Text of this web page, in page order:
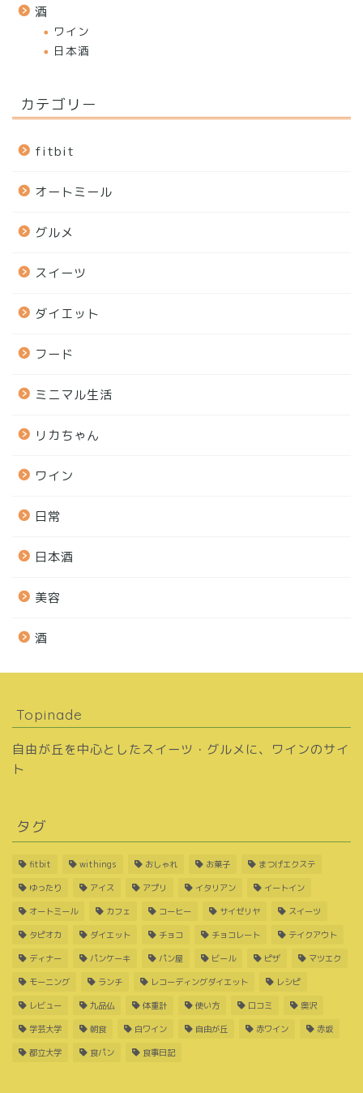
酒
ワイン
日本酒
カテゴリー
fitbit
オートミール
グルメ
スイーツ
ダイエット
フード
ミニマル生活
リカちゃん
ワイン
日常
日本酒
美容
酒
Topinade
自由が丘を中心としたスイーツ・グルメに、ワインのサイ
ト
タグ
fitbit withings おしゃれ お菓子 まつげエクステ
ゆったり アイス アプリ イタリアン イートイン
オートミール カフェ コーヒー サイゼリヤ スイーツ
タピオカ ダイエット チョコ チョコレート テイクアウト
ディナー パンケーキ パン屋 ビール ピザ マツエク
モーニング ランチ レコーディングダイエット レシピ
レビュー 九品仏 体重計 使い方 口コミ 奥沢
学芸大学 朝食 白ワイン 自由が丘 赤ワイン 赤坂
都立大学 食パン 食事日記